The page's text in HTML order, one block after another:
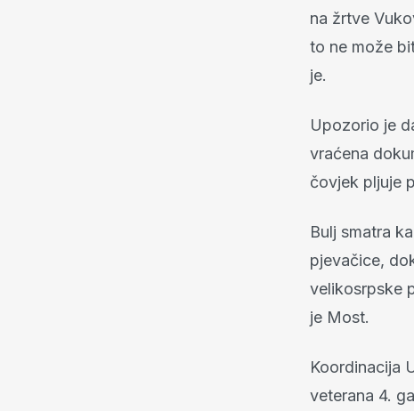
na žrtve
to ne može
je.
Upozorio je
vraćena
čovjek pljuje
Bulj smatra
pjevačice,
velikosrpske
je Most.
Koordinacija
veterana 4.